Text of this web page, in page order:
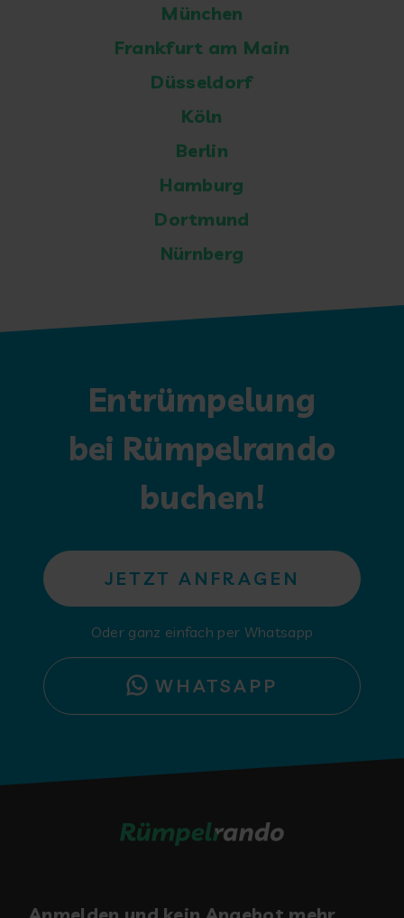
München
Frankfurt am Main
Düsseldorf
Köln
Berlin
Hamburg
Dortmund
Nürnberg
Entrümpelung
bei Rümpelrando
buchen!
JETZT ANFRAGEN
Oder ganz einfach per Whatsapp
WHATSAPP